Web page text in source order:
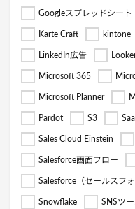
Googleスプレッドシート
Karte Craft kintone
LinkedIn広告
Microsoft 365
Microsoft Planner
Pardot S3
Sales Cloud Einstein
Salesforce画面フロー
Salesforce（セールスフォ
Snowflake SNSツ